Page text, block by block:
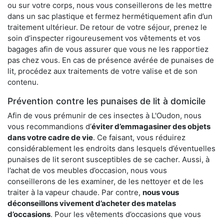
ou sur votre corps, nous vous conseillerons de les mettre
dans un sac plastique et fermez hermétiquement afin d’un
traitement ultérieur. De retour de votre séjour, prenez le
soin d’inspecter rigoureusement vos vêtements et vos
bagages afin de vous assurer que vous ne les rapportiez
pas chez vous. En cas de présence avérée de punaises de
lit, procédez aux traitements de votre valise et de son
contenu.
Prévention contre les punaises de lit à domicile
Afin de vous prémunir de ces insectes à L'Oudon, nous
vous recommandions d’éviter d’emmagasiner des objets
dans votre cadre de vie. Ce faisant, vous réduirez
considérablement les endroits dans lesquels d’éventuelles
punaises de lit seront susceptibles de se cacher. Aussi, à
l’achat de vos meubles d’occasion, nous vous
conseillerons de les examiner, de les nettoyer et de les
traiter à la vapeur chaude. Par contre, nous vous
déconseillons vivement d’acheter des matelas
d’occasions. Pour les vêtements d’occasions que vous